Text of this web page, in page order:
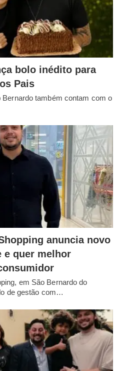
bolo inédito para
Pais
Bernardo também contam com o
anuncia novo
e quer melhor
em São Bernardo do
de gestão com…